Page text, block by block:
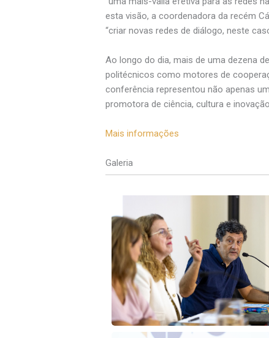
esta visão, a coordenadora da recém
“criar novas redes de diálogo, neste
Ao longo do dia, mais de uma dezena
politécnicos como motores de
conferência representou não apenas
promotora de ciência, cultura e
Mais informações
Galeria